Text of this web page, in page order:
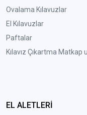
Ovalama Kılavuzlar
El Kılavuzlar
Paftalar
Kılavız Çıkartma Matkap
EL ALETLERİ